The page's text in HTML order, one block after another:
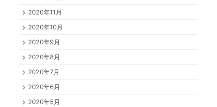
2020年11月
2020年10月
2020年9月
2020年8月
2020年7月
2020年6月
2020年5月